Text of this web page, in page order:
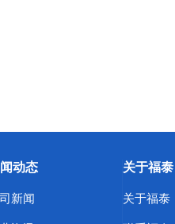
动态
新闻
关于福泰
关于福泰